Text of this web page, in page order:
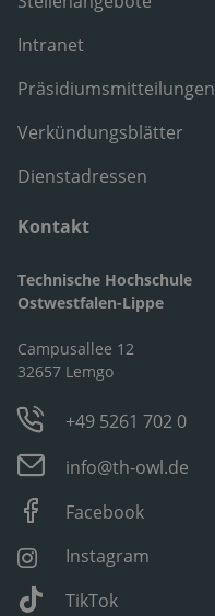
Intranet
Präsidiumsmitteilungen
Verkündungsblätter
Dienstadressen
Kontakt
Technische Hochschule
Ostwestfalen-Lippe
Campusallee 12
32657 Lemgo
+49 5261 702 0
info@th-owl.de
Facebook
Instagram
TikTok